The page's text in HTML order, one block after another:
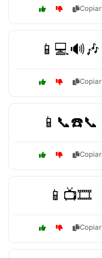
Copiar
📱💻🔊🎶
Copiar
📱📞☎️📞
Copiar
📱📺🎞️
Copiar